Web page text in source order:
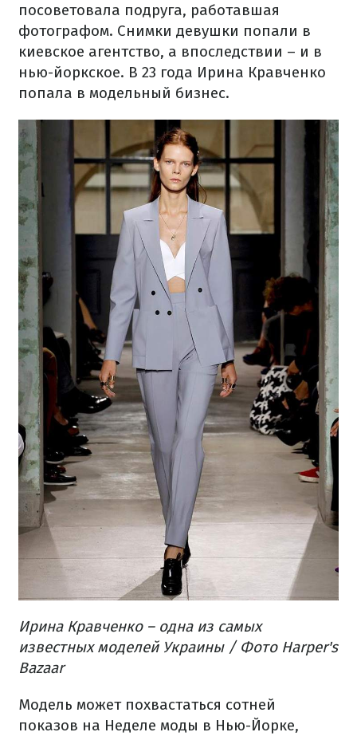
посоветовала подруга, работавшая
фотографом. Снимки девушки попали в
киевское агентство, а впоследствии – и в
нью-йоркское. В 23 года Ирина Кравченко
попала в модельный бизнес.
Ирина Кравченко – одна из самых
известных моделей Украины / Фото Harper's
Bazaar
Модель может похвастаться сотней
показов на Неделе моды в Нью-Йорке,